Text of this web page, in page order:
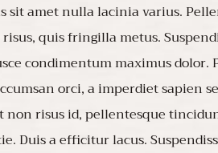
amet nulla lacinia varius.
quis fringilla metus.
condimentum maximus
orci, a imperdiet sapien
risus id, pellentesque
Duis a efficitur lacus.